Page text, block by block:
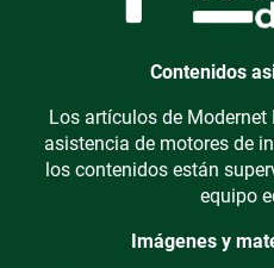
Contenidos
Los artículos de
asistencia de motores de
los contenidos están
equipo
Imágenes y